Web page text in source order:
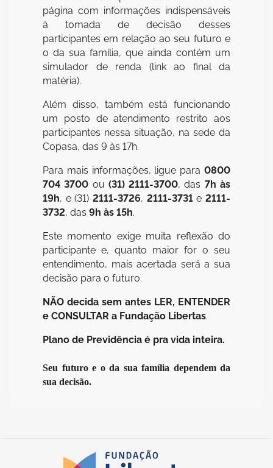
página com informações indispensáveis
à tomada de decisão desses
participantes em relação ao seu futuro e
o da sua família, que ainda contém um
simulador de renda (link ao final da
matéria).
Além disso, também está funcionando
um posto de atendimento restrito aos
participantes nessa situação, na sede da
Copasa, das 9 às 17h.
Para mais informações, ligue para 0800
704 3700 ou (31) 2111-3700, das 7h às
19h, e (31) 2111-3726, 2111-3731e2111-
3732, das 9h às 15h.
Este momento exige muita reflexão do
participante e, quanto maior for o seu
entendimento, mais acertada será a sua
decisão para o futuro.
NÃO decida sem antes LER, ENTENDER
e CONSULTAR a Fundação Libertas.
Plano de Previdência é pra vida inteira.
Seu futuro e o da sua família dependem da
sua decisão.